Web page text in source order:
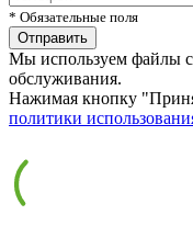
* Обязательные поля
Мы используем файлы
обслуживания.
Нажимая кнопку
политики